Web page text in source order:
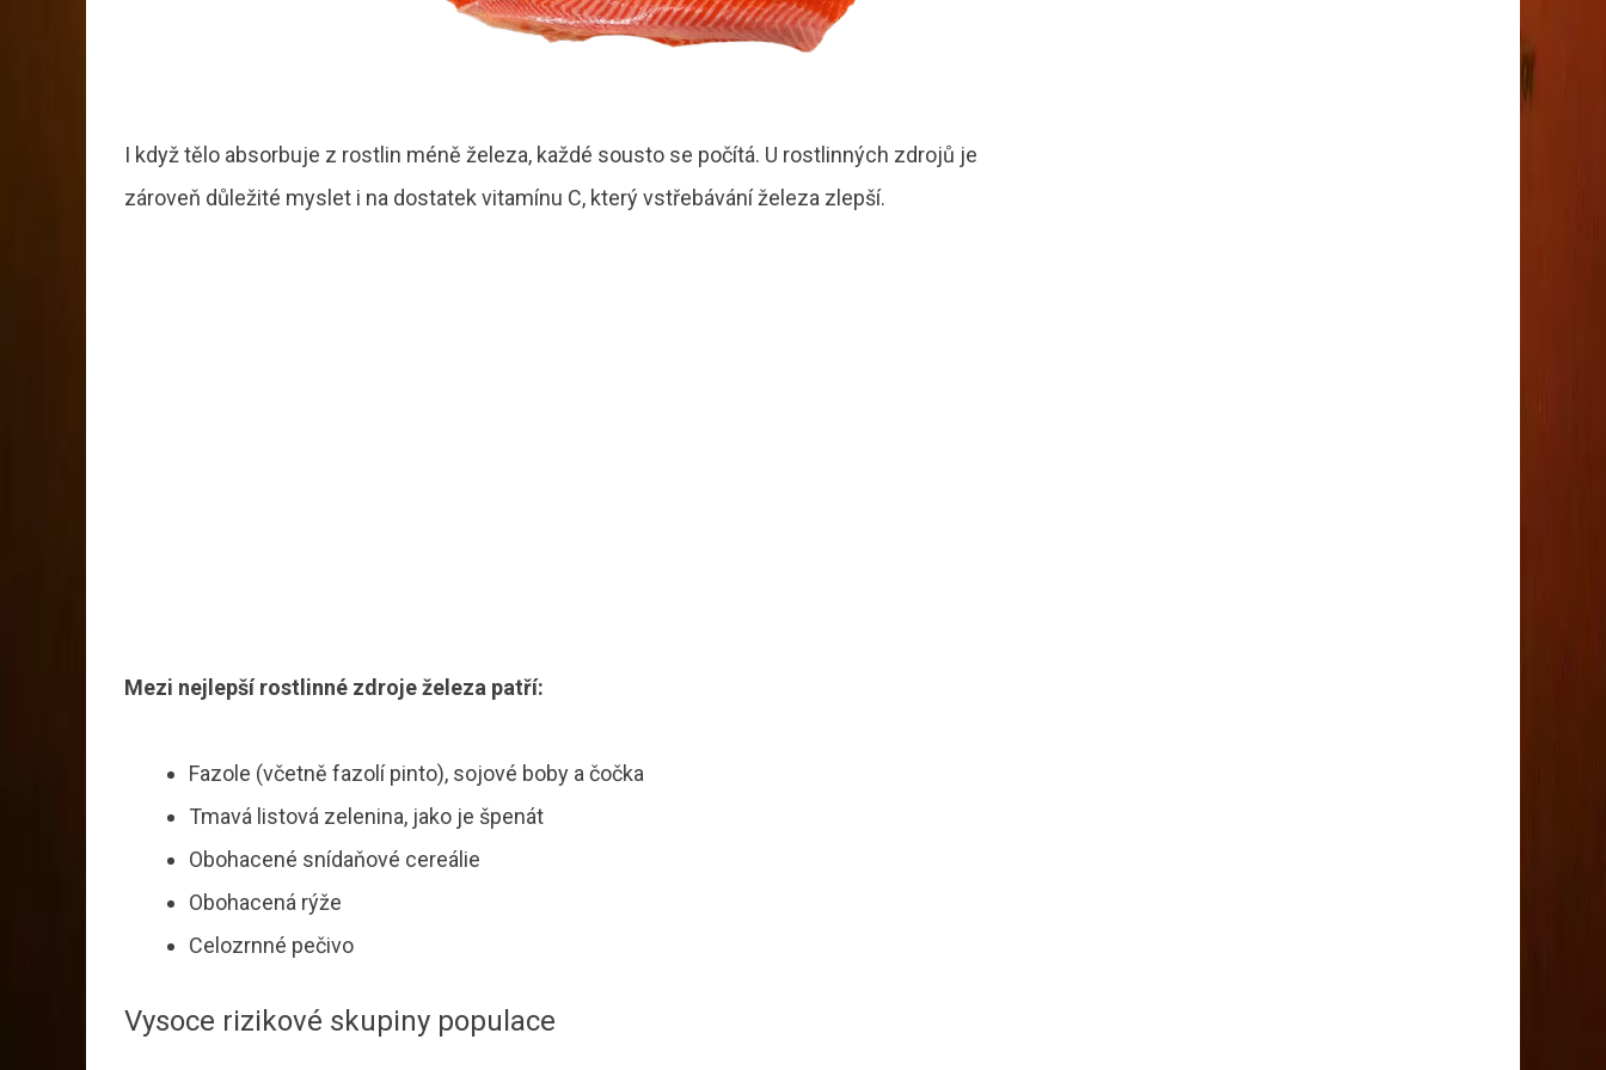
I když tělo absorbuje z rostlin méně železa, každé sousto se počítá. U rostlinných zdrojů je
zároveň důležité myslet i na dostatek vitamínu C, který vstřebávání železa zlepší.
Mezi nejlepší rostlinné zdroje železa patří:
Fazole (včetně fazolí pinto), sojové boby a čočka
Tmavá listová zelenina, jako je špenát
Obohacené snídaňové cereálie
Obohacená rýže
Celozrnné pečivo
Vysoce rizikové skupiny populace